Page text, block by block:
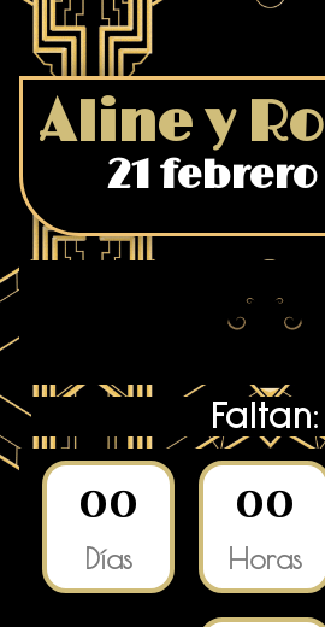
Aline y
21 febrero
Faltan:
00
Días
00
Horas